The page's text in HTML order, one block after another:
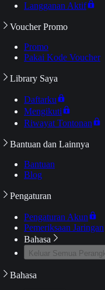
Langganan Aktif
Voucher Promo
Promo
Pakai Kode Voucher
Library Saya
Daftarku
Mengikuti
Riwayat Tontonan
Bantuan dan Lainnya
Bantuan
Blog
Pengaturan
Pengaturan Akun
Pemeriksaan Jaringan
Bahasa
Keluar Semua
Bahasa